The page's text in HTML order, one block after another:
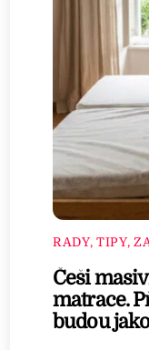
RADY, TIPY,
Češi
matrace.
budou